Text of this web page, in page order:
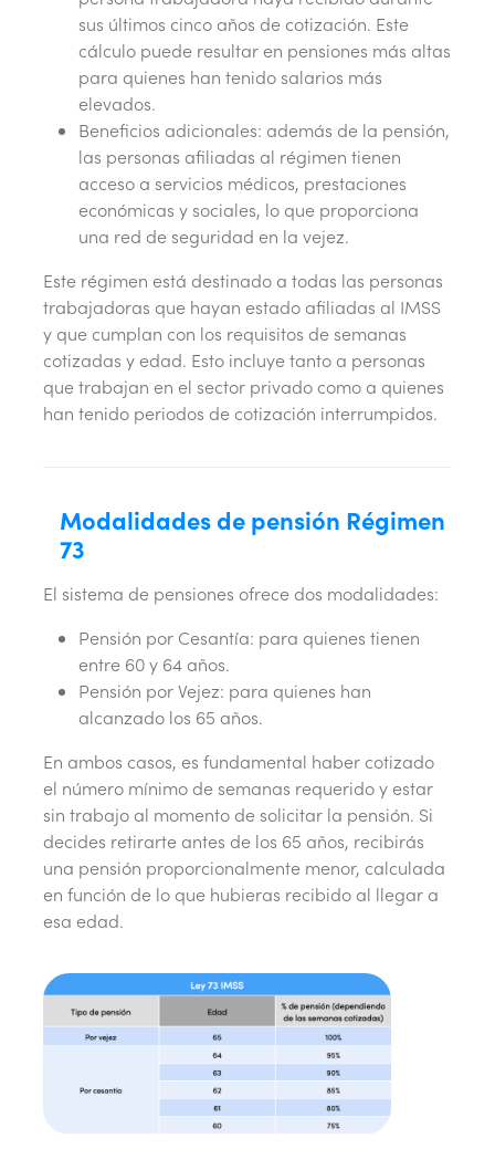
sus últimos cinco años de cotización. Este
cálculo puede resultar en pensiones más altas
para quienes han tenido salarios más
elevados.
Beneficios adicionales: además de la pensión,
las personas afiliadas al régimen tienen
acceso a servicios médicos, prestaciones
económicas y sociales, lo que proporciona
una red de seguridad en la vejez.
Este régimen está destinado a todas las personas
trabajadoras que hayan estado afiliadas al IMSS
y que cumplan con los requisitos de semanas
cotizadas y edad. Esto incluye tanto a personas
que trabajan en el sector privado como a quienes
han tenido periodos de cotización interrumpidos.
Modalidades de pensión Régimen
73
El sistema de pensiones ofrece dos modalidades:
Pensión por Cesantía: para quienes tienen
entre 60 y 64 años.
Pensión por Vejez: para quienes han
alcanzado los 65 años.
En ambos casos, es fundamental haber cotizado
el número mínimo de semanas requerido y estar
sin trabajo al momento de solicitar la pensión. Si
decides retirarte antes de los 65 años, recibirás
una pensión proporcionalmente menor, calculada
en función de lo que hubieras recibido al llegar a
esa edad.